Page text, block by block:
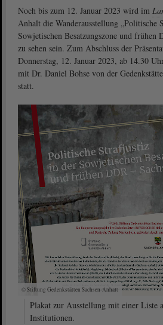
Noch bis zum 12. Januar 2023 wird im
Anhalt die Wanderausstellung „Politische
Sowjetischen Besatzungszone und frühen
zu sehen sein. Zum Abschluss der
Donnerstag, 12. Januar 2023, ab 14.30
mit Dr. Daniel Bohse von der
statt.
© Stiftung Gedenkstätten Sachsen-Anhalt
Plakat zur Ausstellung mit einer Liste
Institutionen.